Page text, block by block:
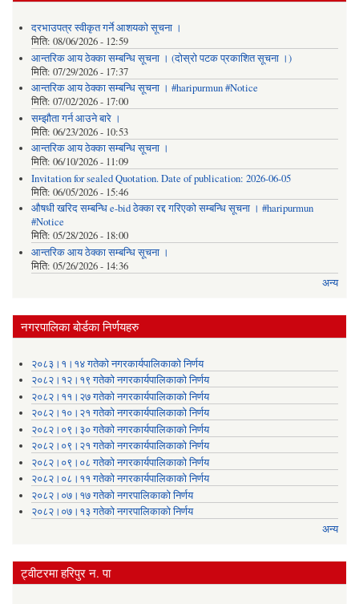
दरभाउपत्र स्वीकृत गर्ने आशयको सूचना ।
मिति: 08/06/2026 - 12:59
आन्तरिक आय ठेक्का सम्बन्धि सूचना । (दोस्रो पटक प्रकाशित सूचना ।)
मिति: 07/29/2026 - 17:37
आन्तरिक आय ठेक्का सम्बन्धि सूचना । #haripurmun #Notice
मिति: 07/02/2026 - 17:00
सम्झौता गर्न आउने बारे ।
मिति: 06/23/2026 - 10:53
आन्तरिक आय ठेक्का सम्बन्धि सूचना ।
मिति: 06/10/2026 - 11:09
Invitation for sealed Quotation. Date of publication: 2026-06-05
मिति: 06/05/2026 - 15:46
औषधी खरिद सम्बन्धि e-bid ठेक्का रद्द गरिएको सम्बन्धि सूचना । #haripurmun
#Notice
मिति: 05/28/2026 - 18:00
आन्तरिक आय ठेक्का सम्बन्धि सूचना ।
मिति: 05/26/2026 - 14:36
अन्य
नगरपालिका बोर्डका निर्णयहरु
२०८३।१।१४ गतेको नगरकार्यपालिकाको निर्णय
२०८२।१२।१९ गतेको नगरकार्यपालिकाको निर्णय
२०८२।११।२७ गतेको नगरकार्यपालिकाको निर्णय
२०८२।१०।२१ गतेको नगरकार्यपालिकाको निर्णय
२०८२।०९।३० गतेको नगरकार्यपालिकाको निर्णय
२०८२।०९।२१ गतेको नगरकार्यपालिकाको निर्णय
२०८२।०९।०८ गतेको नगरकार्यपालिकाको निर्णय
२०८२।०८।११ गतेको नगरकार्यपालिकाको निर्णय
२०८२।०७।१७ गतेको नगरपालिकाको निर्णय
२०८२।०७।१३ गतेको नगरपालिकाको निर्णय
अन्य
ट्वीटरमा हरिपुर न. पा